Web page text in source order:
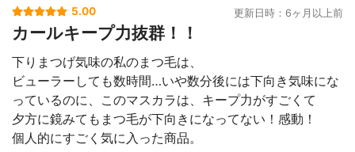
5.00 更新日時：6ヶ月以上前
カールキープ力抜群！！
下りまつげ気味の私のまつ毛は、
ビューラーしても数時間…いや数分後には下向き気味にな
っているのに、このマスカラは、キープ力がすごくて
夕方に鏡みてもまつ毛が下向きになってない！感動！
個人的にすごく気に入った商品。